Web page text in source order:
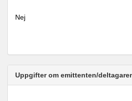
Nej
Uppgifter om emittenten/